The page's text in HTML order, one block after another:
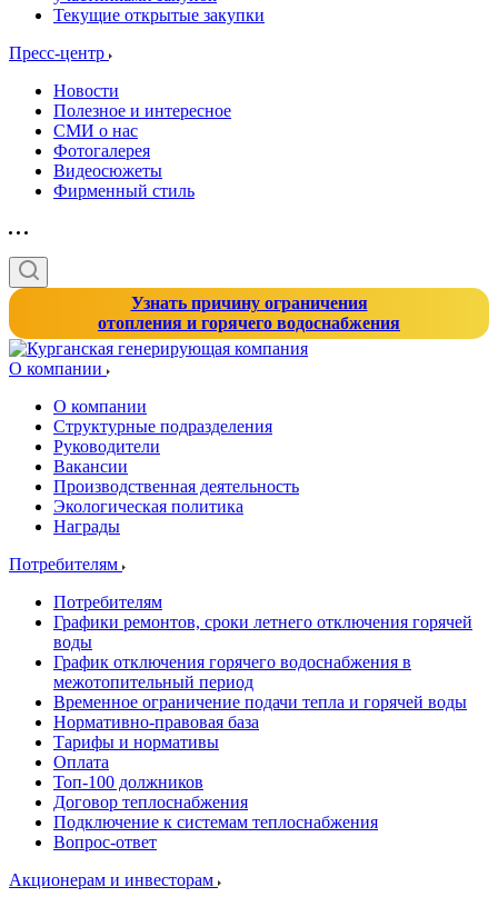
Текущие открытые закупки
Пресс-центр
Новости
Полезное и интересное
СМИ о нас
Фотогалерея
Видеосюжеты
Фирменный стиль
Узнать причину ограничения
отопления и горячего водоснабжения
О компании
О компании
Структурные подразделения
Руководители
Вакансии
Производственная деятельность
Экологическая политика
Награды
Потребителям
Потребителям
Графики ремонтов, сроки летнего отключения горячей
воды
График отключения горячего водоснабжения в
межотопительный период
Временное ограничение подачи тепла и горячей воды
Нормативно-правовая база
Тарифы и нормативы
Оплата
Топ-100 должников
Договор теплоснабжения
Подключение к системам теплоснабжения
Вопрос-ответ
Акционерам и инвесторам